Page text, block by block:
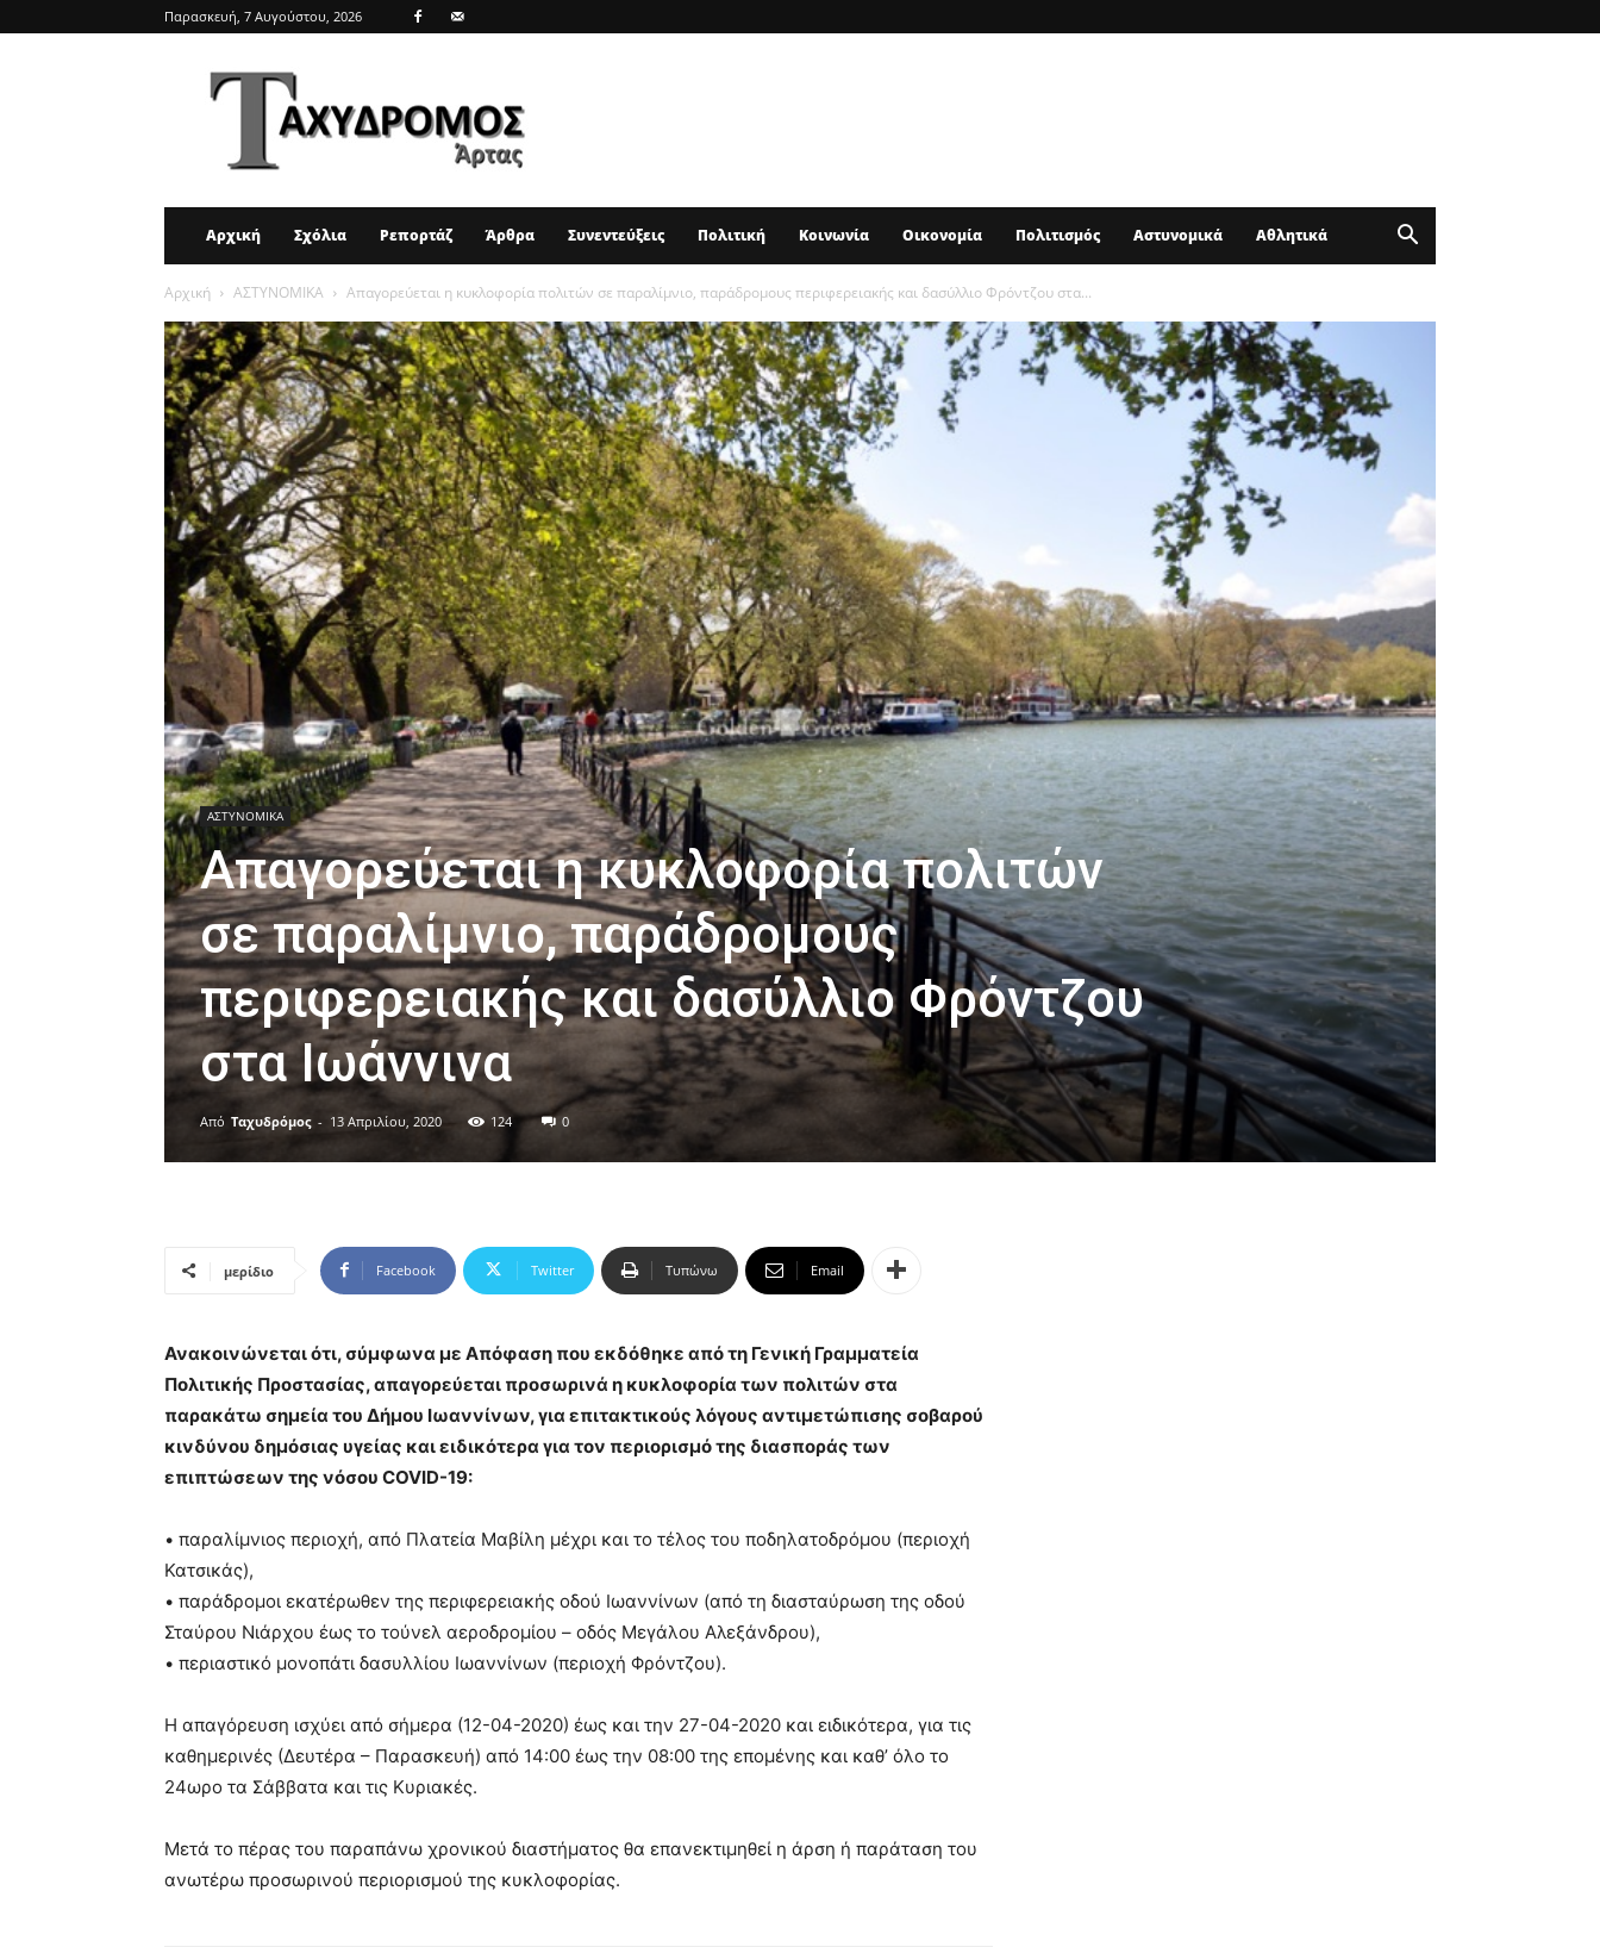
Παρασκευή, 7 Αυγούστου, 2026
ΤΑΧΥΔΡΟΜΟΣ
Αρχική Σχόλια Ρεπορτάζ Άρθρα Συνεντεύξεις Πολιτική Κοινωνία Οικονομία Πολιτισμός Αστυνομικά Αθλητικά
Αρχική ΑΣΤΥΝΟΜΙΚΑ Απαγορεύεται η κυκλοφορία πολιτών σε παραλίμνιο, παράδρομους περιφερειακής και δασύλλιο Φρόντζου στα...
ΑΣΤΥΝΟΜΙΚΑ
Απαγορεύεται η κυκλοφορία πολιτών
σε παραλίμνιο, παράδρομους
περιφερειακής και δασύλλιο Φρόντζου
στα Ιωάννινα
Από Ταχυδρόμος - 13 Απριλίου, 2020 124 0
μερίδιο Facebook Twitter Τυπώνω Email
Ανακοινώνεται ότι, σύμφωνα με Απόφαση που εκδόθηκε από τη Γενική Γραμματεία
Πολιτικής Προστασίας, απαγορεύεται προσωρινά η κυκλοφορία των πολιτών στα
παρακάτω σημεία του Δήμου Ιωαννίνων, για επιτακτικούς λόγους αντιμετώπισης σοβαρού
κινδύνου δημόσιας υγείας και ειδικότερα για τον περιορισμό της διασποράς των
επιπτώσεων της νόσου COVID-19:
• παραλίμνιος περιοχή, από Πλατεία Μαβίλη μέχρι και το τέλος του ποδηλατοδρόμου (περιοχή
Κατσικάς),
• παράδρομοι εκατέρωθεν της περιφερειακής οδού Ιωαννίνων (από τη διασταύρωση της οδού
Σταύρου Νιάρχου έως το τούνελ αεροδρομίου – οδός Μεγάλου Αλεξάνδρου),
• περιαστικό μονοπάτι δασυλλίου Ιωαννίνων (περιοχή Φρόντζου).
Η απαγόρευση ισχύει από σήμερα (12-04-2020) έως και την 27-04-2020 και ειδικότερα, για τις
καθημερινές (Δευτέρα – Παρασκευή) από 14:00 έως την 08:00 της επομένης και καθ’ όλο το
24ωρο τα Σάββατα και τις Κυριακές.
Μετά το πέρας του παραπάνω χρονικού διαστήματος θα επανεκτιμηθεί η άρση ή παράταση του
ανωτέρω προσωρινού περιορισμού της κυκλοφορίας.